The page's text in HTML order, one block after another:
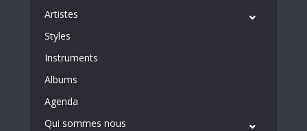
Artistes
Styles
Instruments
Albums
Agenda
Qui sommes nous